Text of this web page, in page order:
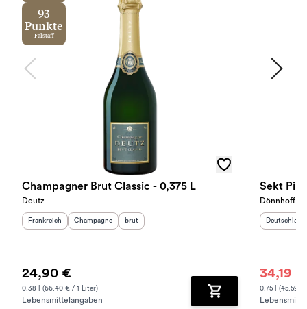
93
Punkte
Falstaff
Champagner Brut Classic - 0,375 L
Deutz
Herkunftsland
Frankreich Herkunftsregion :
Champagne Geschmack
brut
24,90 €
0.38 l (66.40 € / 1 Liter)
Lebensmittelangaben Zum Warenkorb
Sekt
Dönnhoff
Deutschland
34,19 €
0.75 l (45.59 €